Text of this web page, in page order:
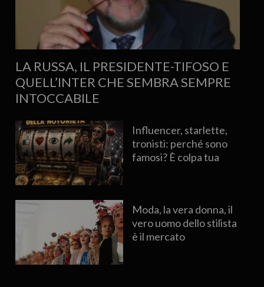
LA RUSSA, IL PRESIDENTE-TIFOSO E
QUELL’INTER CHE SEMBRA SEMPRE
INTOCCABILE
Influencer, starlette,
tronisti: perché sono
famosi? È colpa tua
Moda, la vera donna, il
vero uomo dello stilista
è il mercato